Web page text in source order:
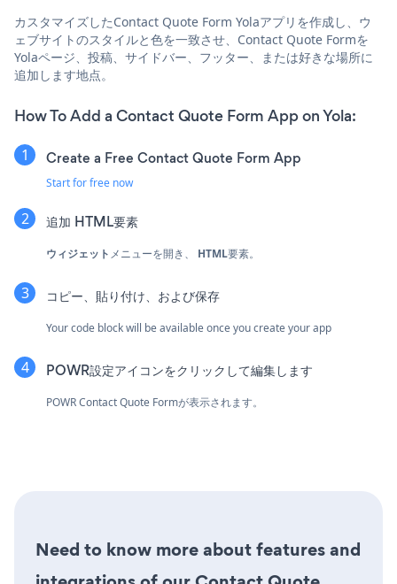
カスタマイズしたContact Quote Form Yolaアプリを作成し、ウ
ェブサイトのスタイルと色を一致させ、Contact Quote Formを
Yolaページ、投稿、サイドバー、フッター、または好きな場所に
追加します地点。
How To Add a Contact Quote Form App on Yola:
Create a Free Contact Quote Form App
Start for free now
追加 HTML要素
ウィジェット メニューを開き、 HTML要素。
コピー、貼り付け、および保存
Your code block will be available once you create your app
POWR設定アイコンをクリックして編集します
POWR Contact Quote Formが表示されます。
Need to know more about features and